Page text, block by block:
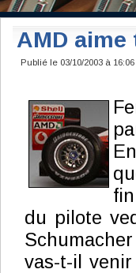
AMD
Publié le 03/10/2003 à
du pilote
vas-t-il